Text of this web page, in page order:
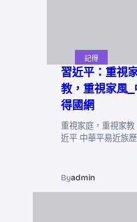
記得
習近平：重視
教，重視家風
得國網
重視家庭，重視家
近平 中華平易近族
Byadmin